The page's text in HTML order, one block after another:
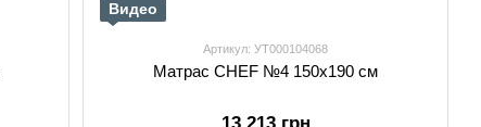
Видео
Артикул: УТ000104068
Матрас CHEF №4 150х190 см